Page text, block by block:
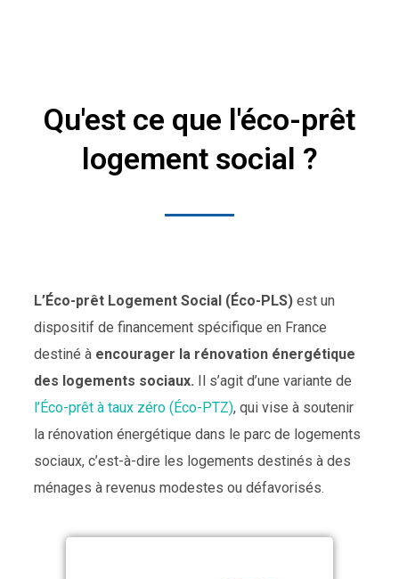
Qu'est ce que l'éco-prêt
logement social ?
L’Éco-prêt Logement Social (Éco-PLS)est un
dispositif de financement spécifique en France
destiné à encourager la rénovation énergétique
des logements sociaux. Il s’agit d’une variante de
l’Éco-prêt à taux zéro (Éco-PTZ), qui vise à soutenir
la rénovation énergétique dans le parc de logements
sociaux, c’est-à-dire les logements destinés à des
ménages à revenus modestes ou défavorisés.